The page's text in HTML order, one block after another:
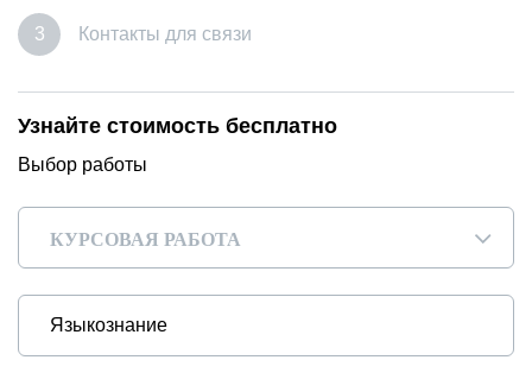
Узнайте стоимость бесплатно
Выбор работы
КУРСОВАЯ РАБОТА
Контакты для связи